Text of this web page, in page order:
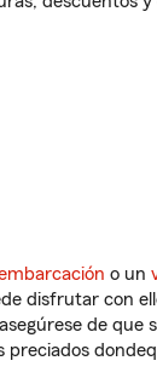
o un
disfrutar con
de